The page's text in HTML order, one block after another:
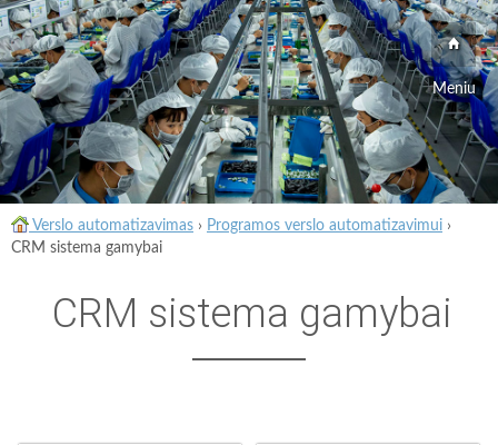
Meniu
Verslo automatizavimas › Programos verslo automatizavimui ›
CRM sistema gamybai
CRM sistema gamybai